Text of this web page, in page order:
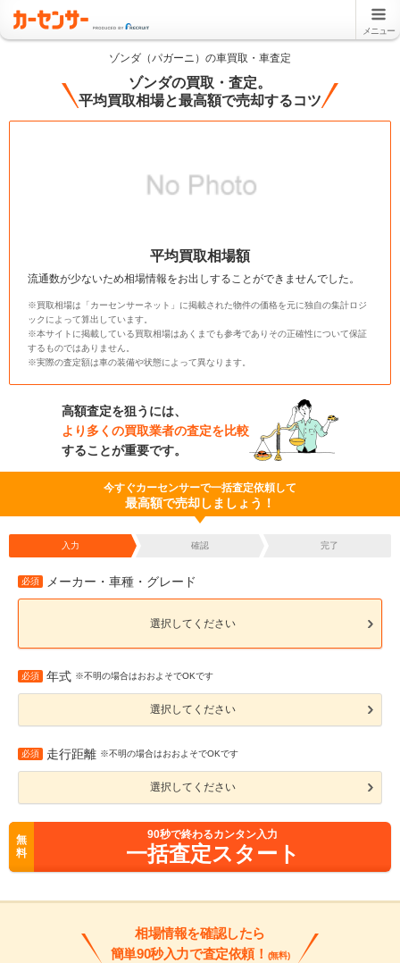
メニュー
ゾンダ（パガーニ）の車買取・車査定
ゾンダの買取・査定。
平均買取相場と最高額で売却するコツ
平均買取相場額
流通数が少ないため相場情報をお出しすることができませんでした。
※買取相場は「カーセンサーネット」に掲載された物件の価格を元に独自の集計ロジ
ックによって算出しています。
※本サイトに掲載している買取相場はあくまでも参考でありその正確性について保証
するものではありません。
※実際の査定額は車の装備や状態によって異なります。
高額査定を狙うには、
より多くの買取業者の査定を比較
することが重要です。
今すぐカーセンサーで一括査定依頼して
最高額で売却しましょう！
入力 確認 完了
必須 メーカー・車種・グレード
選択してください
必須 年式 ※不明の場合はおおよそでOKです
選択してください
必須 走行距離 ※不明の場合はおおよそでOKです
選択してください
無
料
90秒で終わるカンタン入力
一括査定スタート
相場情報を確認したら
簡単90秒入力で査定依頼！ (無料)